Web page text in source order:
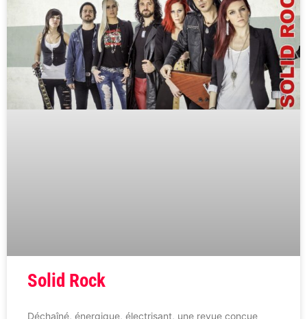
Solid Rock
Déchaîné, énergique, électrisant, une revue conçue